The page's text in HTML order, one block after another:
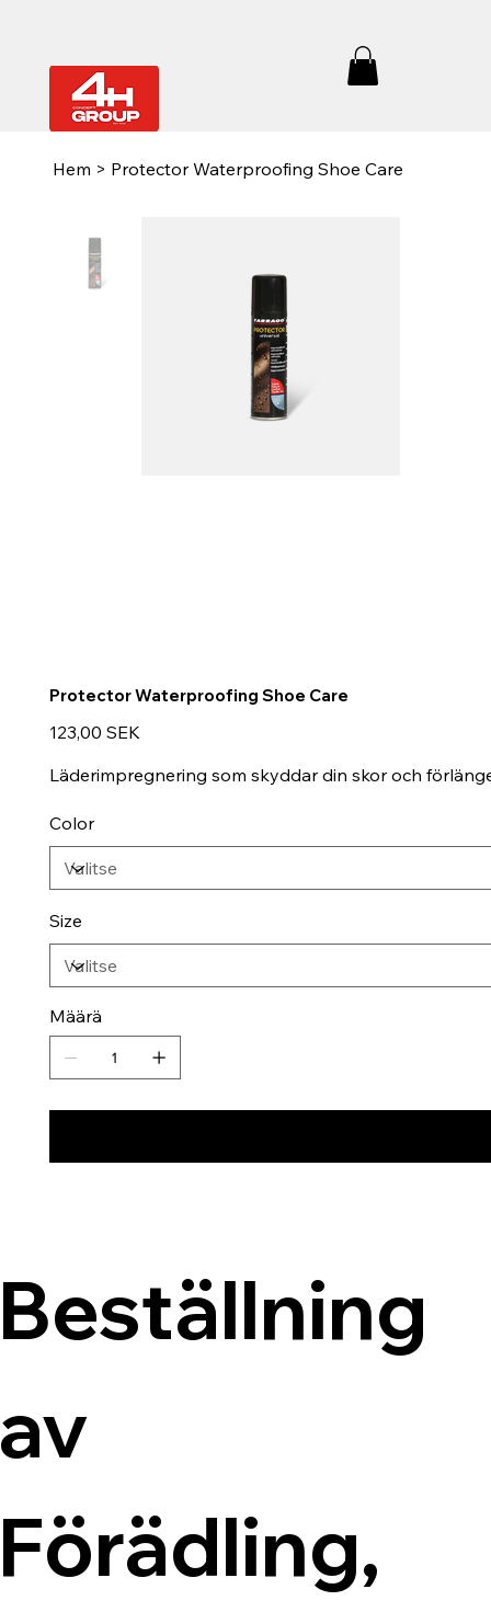
Hem > Protector Waterproofing Shoe Care
Protector Waterproofing Shoe Care
Hinta
123,00 SEK
Läderimpregnering som skyddar din skor och
Color
Size
Määrä